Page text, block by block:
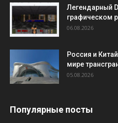
Легендарный
графическом
06.08.2026
Россия и
мире
05.08.2026
Популярные посты